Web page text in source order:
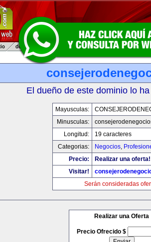
El dueño de este dominio lo
Mayusculas:
Minusculas:
Longitud:
19 caracteres
Categorias:
Negocios,
Precio:
Realizar una oferta!
Visitar!
Serán consideradas
Realizar una Oferta
Precio Ofrecido $